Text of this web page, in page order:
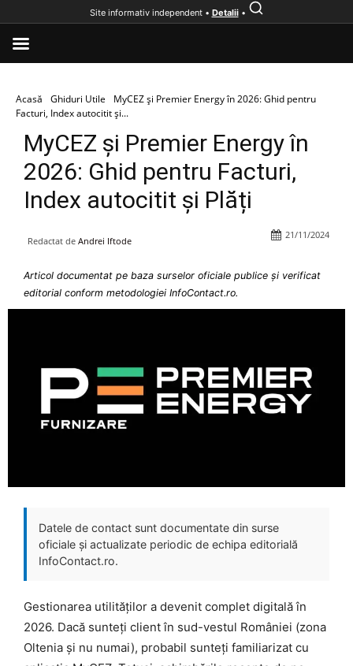
Acasă Ghiduri Utile
MyCEZ și Premier Energy în 2026: Ghid pentru
Facturi, Index autocitit și...
MyCEZ și Premier Energy în
2026: Ghid pentru Facturi,
Index autocitit și Plăți
Redactat de Andrei Iftode
21/11/2024
Articol documentat pe baza surselor oficiale publice și verificat
editorial conform metodologiei InfoContact.ro.
Datele de contact sunt documentate din surse
oficiale și actualizate periodic de echipa editorială
InfoContact.ro.
Gestionarea utilităților a devenit complet digitală în
2026. Dacă sunteți client în sud-vestul României (zona
Oltenia și nu numai), probabil sunteți familiarizat cu
Site informativ independent • Detalii•